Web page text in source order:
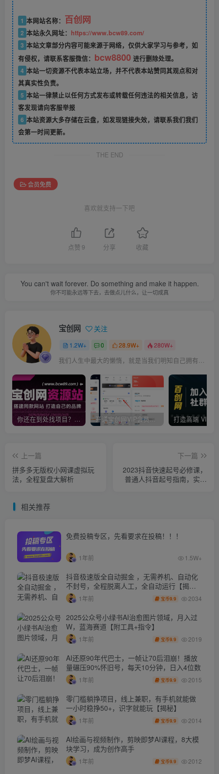
1 本网站名称： 百创网
2 本站永久网址： https://www.bcw89.com/
3 本站文章部分内容可能来源于网络，仅供大家学习与参考，如
有侵权，请联系客服微信： bcw8800 进行删除处理。
4 本站一切资源不代表本站立场，并不代表本站赞同其观点和对
其真实性负责。
5 本站一律禁止以任何方式发布或转载任何违法的相关信息，访
客发现请向客服举报
6 本站资源大多存储在云盘，如发现链接失效，请联系我们我们
会第一时间更新。
THE END
会员免费
喜欢就支持一下吧
点赞 9 分享 收藏
You can't wait forever. Do something and make it happen.
你不可能永远等下去，去做点儿什么，让一切成真
宝创网 关注
1.2W+ 0 28.9W+ 280W+
我们人生中最大的懒惰，就是当我们明知自己拥有作出选择的能力，却不去主动改变而是放任它的生活态度
你还在到处找项目？还在当韭菜？我靠卖项目一个月收入5万+，曾经我也是个失败者。 开通宝创网VIP会员，尊享全站资源免费下载，享70%的推广提成！！【限时五折优惠】
上一篇
拼多多无版权小网课虚拟玩
法，全程复盘大解析
下一篇
2023抖音快速起号必修课，
普通人抖音起号指南，实现
相关推荐
免费投稿专区，先看要求在投稿！！！
1年前 1.5W+
抖音极速版全自动掘金 ，无需养机、自动化
不封号，全程脱离人工，全自动运行【揭
秘】 1年前 宝币9.9 2034
2025公众号小绿书AI治愈图片领域，月入过
W，蓝海赛道【附工具+指令】
1年前 宝币9.9 2019
AI还原90年代巴士，一帧让70后泪崩！播放
量碾压90%怀旧号，每天10分钟，日入4位数
1年前 宝币9.9 2015
零门槛躺挣项目，线上兼职，有手机就能做
一小时稳挣50+，识字就能玩【揭秘】
1年前 宝币9.9 2014
AI绘画与视频制作，剪映即梦AI课程，8大模
块学习，成为创作高手
1年前 宝币9.9 2012